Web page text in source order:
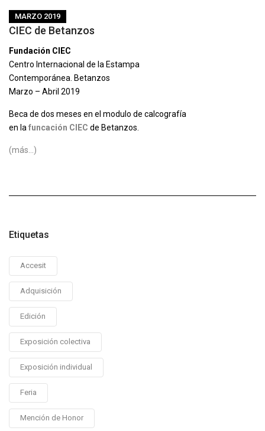
MARZO 2019
CIEC de Betanzos
Fundación CIEC
Centro Internacional de la Estampa
Contemporánea. Betanzos
Marzo – Abril 2019
Beca de dos meses en el modulo de calcografía
en la funcación CIEC de Betanzos.
(más…)
Etiquetas
Accesit
Adquisición
Edición
Exposición colectiva
Exposición individual
Feria
Mención de Honor